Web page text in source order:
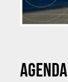
AGENDA